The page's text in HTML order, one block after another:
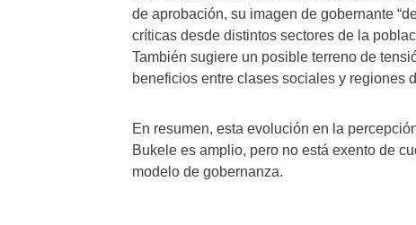
de aprobación, su imagen de gobernante
críticas desde distintos sectores de la
También sugiere un posible terreno de
beneficios entre clases sociales y regiones
En resumen, esta evolución en la
Bukele es amplio, pero no está exento de
modelo de gobernanza.